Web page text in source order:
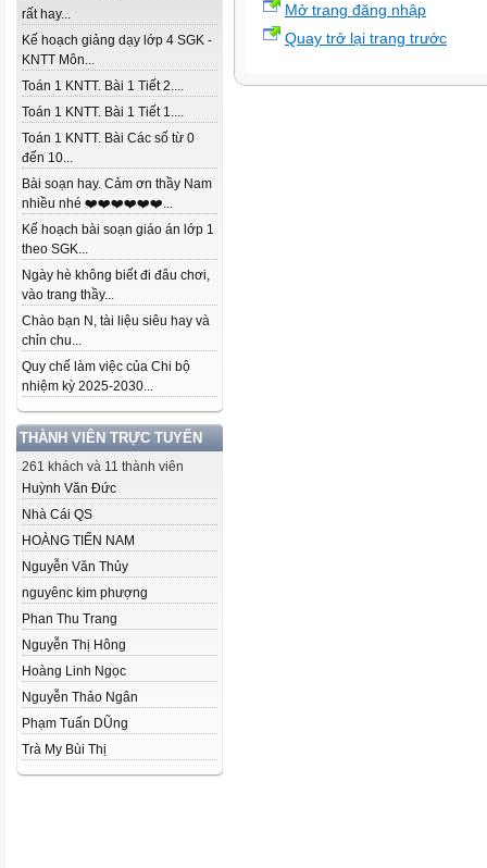
rất hay...
Kế hoạch giảng dạy lớp 4 SGK -
KNTT Môn...
Toán 1 KNTT. Bài 1 Tiết 2....
Toán 1 KNTT. Bài 1 Tiết 1....
Toán 1 KNTT. Bài Các số từ 0
đến 10...
Bài soạn hay. Cảm ơn thầy Nam
nhiều nhé ❤️❤️❤️❤️❤️❤️...
Kế hoạch bài soạn giáo án lớp 1
theo SGK...
Ngày hè không biết đi đâu chơi,
vào trang thầy...
Chào bạn N, tài liệu siêu hay và
chỉn chu...
Quy chế làm việc của Chi bộ
nhiệm kỳ 2025-2030...
THÀNH VIÊN TRỰC TUYẾN
261 khách và 11 thành viên
Huỳnh Văn Đức
Nhà Cái QS
HOÀNG TIẾN NAM
Nguyễn Văn Thủy
nguyênc kim phượng
Phan Thu Trang
Nguyễn Thị Hông
Hoàng Linh Ngọc
Nguyễn Thảo Ngân
Phạm Tuấn DŨng
Trà My Bùi Thị
Mở trang đăng nhập
Quay trở lại trang trước